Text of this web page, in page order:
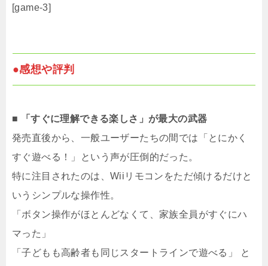
[game-3]
●感想や評判
■ 「すぐに理解できる楽しさ」が最大の武器
発売直後から、一般ユーザーたちの間では「とにかく
すぐ遊べる！」という声が圧倒的だった。
特に注目されたのは、Wiiリモコンをただ傾けるだけと
いうシンプルな操作性。
「ボタン操作がほとんどなくて、家族全員がすぐにハ
マった」
「子どもも高齢者も同じスタートラインで遊べる」 と